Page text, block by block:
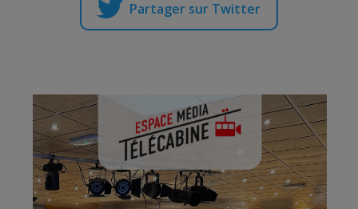
Partager sur Twitter